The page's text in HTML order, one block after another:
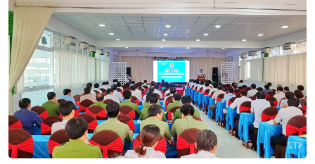
định tư pháp đã được Quốc hội khóa XIV thông qua ngày 10
tháng 6 năm 2020 và có hiệu lực thi hành kể từ ngày
01/1/2021.